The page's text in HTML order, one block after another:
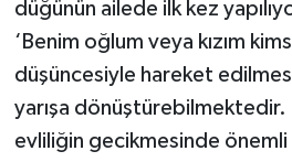
düğünün ailede ilk kez
‘Benim oğlum veya kızım
düşüncesiyle hareket
yarışa
evliliğin gecikmesinde önemli